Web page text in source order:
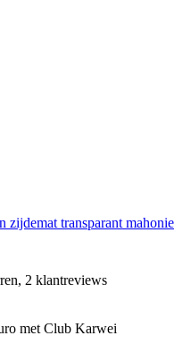
transparant mahonie
2 klantreviews
met Club Karwei